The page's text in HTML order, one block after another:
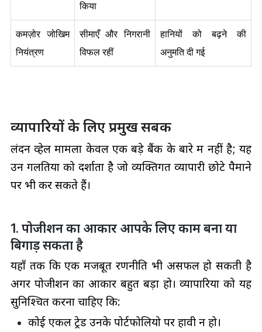
किया
कमज़ोर जोखिम
नियंत्रण
सीमाएँ और निगरानी
विफल रहीं
हानियों को बढ़ने की
अनुमति दी गई
व्यापारियों के लिए प्रमुख सबक
लंदन व्हेल मामला केवल एक बड़े बैंक के बारे में नहीं है; यह
उन गलतियों को दर्शाता है जो व्यक्तिगत व्यापारी छोटे पैमाने
पर भी कर सकते हैं।
1. पोजीशन का आकार आपके लिए काम बना या
बिगाड़ सकता है
यहाँ तक कि एक मजबूत रणनीति भी असफल हो सकती है
अगर पोजीशन का आकार बहुत बड़ा हो। व्यापारियों को यह
सुनिश्चित करना चाहिए कि:
कोई एकल ट्रेड उनके पोर्टफोलियो पर हावी न हो।